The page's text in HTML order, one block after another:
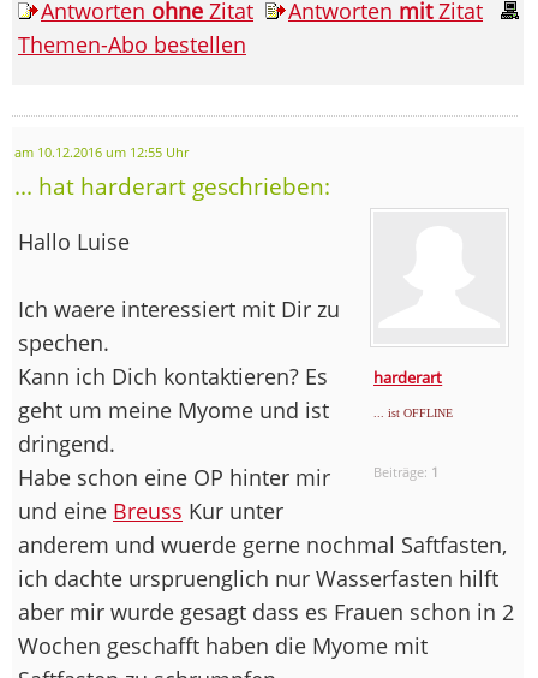
Antworten ohne Zitat Antworten mitZitat
Themen-Abo bestellen
am 10.12.2016 um 12:55 Uhr
... hat harderart geschrieben:
harderart
... ist OFFLINE
Beiträge: 1
Hallo Luise
Ich waere interessiert mit Dir zu
spechen.
Kann ich Dich kontaktieren? Es
geht um meine Myome und ist
dringend.
Habe schon eine OP hinter mir
und eine Breuss Kur unter
anderem und wuerde gerne nochmal Saftfasten,
ich dachte urspruenglich nur Wasserfasten hilft
aber mir wurde gesagt dass es Frauen schon in 2
Wochen geschafft haben die Myome mit